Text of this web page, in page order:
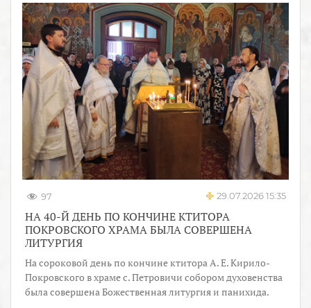
97 29.07.2026 15:35
НА 40-Й ДЕНЬ ПО КОНЧИНЕ КТИТОРА
ПОКРОВСКОГО ХРАМА БЫЛА СОВЕРШЕНА
ЛИТУРГИЯ
На сороковой день по кончине ктитора А. Е. Кирило-
Покровского в храме с. Петровичи собором духовенства
была совершена Божественная литургия и панихида.